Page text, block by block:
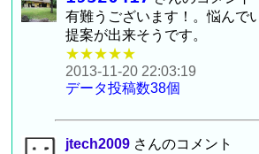
有難うございます！。悩んで
提案が出来そうです。
★★★★★
2013-11-20 22:03:19
データ投稿数38個
jtech2009 さんのコメント